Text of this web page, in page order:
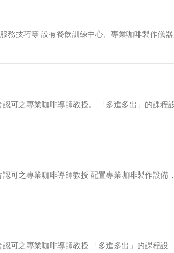
務技巧等 設有餐飲訓練中心、專業咖啡製作儀
可之專業咖啡導師教授。 「多進多出」的課程
可之專業咖啡導師教授 配置專業咖啡製作設備
可之專業咖啡導師教授 「多進多出」的課程設